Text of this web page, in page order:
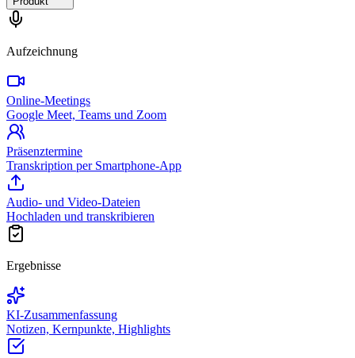
Aufzeichnung
Online-Meetings
Google Meet, Teams und Zoom
Präsenztermine
Transkription per Smartphone-App
Audio- und Video-Dateien
Hochladen und transkribieren
Ergebnisse
KI-Zusammenfassung
Notizen, Kernpunkte, Highlights